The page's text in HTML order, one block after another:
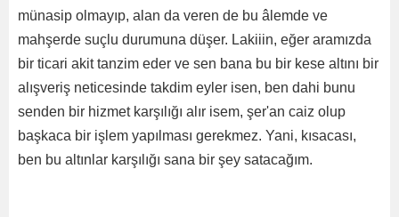
münasip olmayıp, alan da veren de bu âlemde ve
mahşerde suçlu durumuna düşer. Lakiiin, eğer aramızda
bir ticari akit tanzim eder ve sen bana bu bir kese altını bir
alışveriş neticesinde takdim eyler isen, ben dahi bunu
senden bir hizmet karşılığı alır isem, şer'an caiz olup
başkaca bir işlem yapılması gerekmez. Yani, kısacası,
ben bu altınlar karşılığı sana bir şey satacağım.